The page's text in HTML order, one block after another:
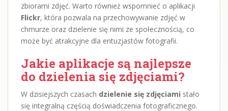
zbiorami zdjęć. Warto również wspomnieć o aplikacji
Flickr, która pozwala na przechowywanie zdjęć w
chmurze oraz dzielenie się nimi ze społecznością, co
może być atrakcyjne dla entuzjastów fotografii.
Jakie aplikacje są najlepsze
do dzielenia się zdjęciami?
W dzisiejszych czasach dzielenie się zdjęciami stało
się integralną częścią doświadczenia fotograficznego.